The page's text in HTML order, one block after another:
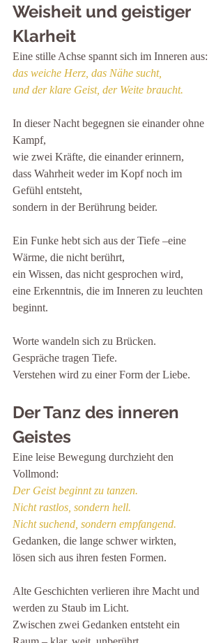
Weisheit und geistiger
Klarheit
Eine stille Achse spannt sich im Inneren aus:
das weiche Herz, das Nähe sucht,
und der klare Geist, der Weite braucht.
In dieser Nacht begegnen sie einander ohne
Kampf,
wie zwei Kräfte, die einander erinnern,
dass Wahrheit weder im Kopf noch im
Gefühl entsteht,
sondern in der Berührung beider.
Ein Funke hebt sich aus der Tiefe –eine
Wärme, die nicht berührt,
ein Wissen, das nicht gesprochen wird,
eine Erkenntnis, die im Inneren zu leuchten
beginnt.
Worte wandeln sich zu Brücken.
Gespräche tragen Tiefe.
Verstehen wird zu einer Form der Liebe.
Der Tanz des inneren
Geistes
Eine leise Bewegung durchzieht den
Vollmond:
Der Geist beginnt zu tanzen.
Nicht rastlos, sondern hell.
Nicht suchend, sondern empfangend.
Gedanken, die lange schwer wirkten,
lösen sich aus ihren festen Formen.
Alte Geschichten verlieren ihre Macht und
werden zu Staub im Licht.
Zwischen zwei Gedanken entsteht ein